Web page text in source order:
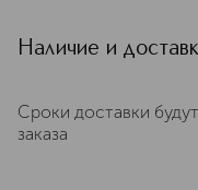
Наличие и
Сроки доставки
заказа